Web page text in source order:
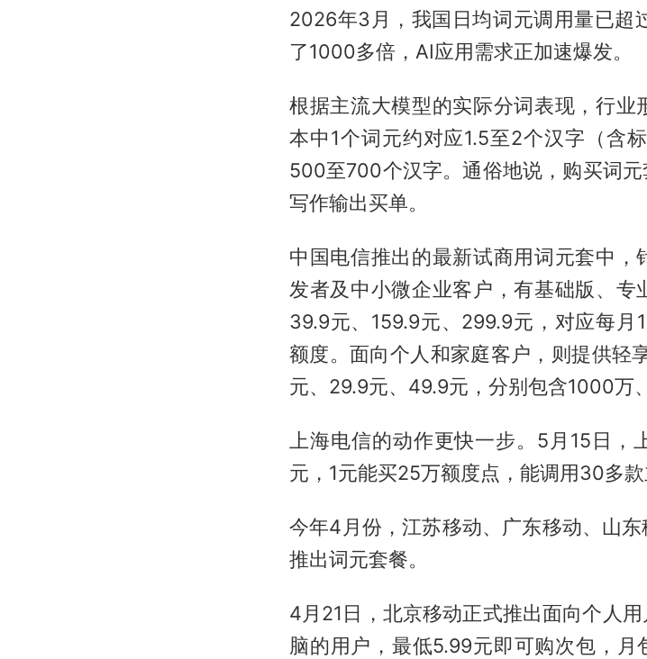
2026年3月，我国日均词元调用量已超
了1000多倍，AI应用需求正加速爆发。
根据主流大模型的实际分词表现，行业
本中1个词元约对应1.5至2个汉字（含
500至700个汉字。通俗地说，购买词
写作输出买单。
中国电信推出的最新试商用词元套中，
发者及中小微企业客户，有基础版、专
39.9元、159.9元、299.9元，对应每
额度。面向个人和家庭客户，则提供轻
元、29.9元、49.9元，分别包含1000万
上海电信的动作更快一步。5月15日，
元，1元能买25万额度点，能调用30多款
今年4月份，江苏移动、广东移动、山
推出词元套餐。
4月21日，北京移动正式推出面向个人
脑的用户，最低5.99元即可购次包，